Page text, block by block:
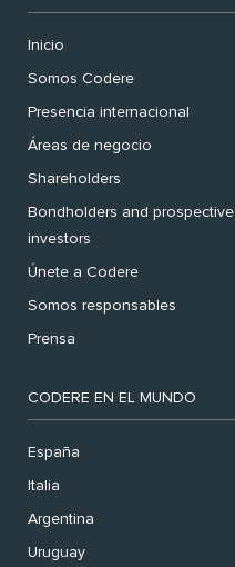
Inicio
Somos Codere
Presencia internacional
Áreas de negocio
Shareholders
Bondholders and prospective
investors
Únete a Codere
Somos responsables
Prensa
CODERE EN EL MUNDO
España
Italia
Argentina
Uruguay